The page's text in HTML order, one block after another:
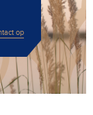
op